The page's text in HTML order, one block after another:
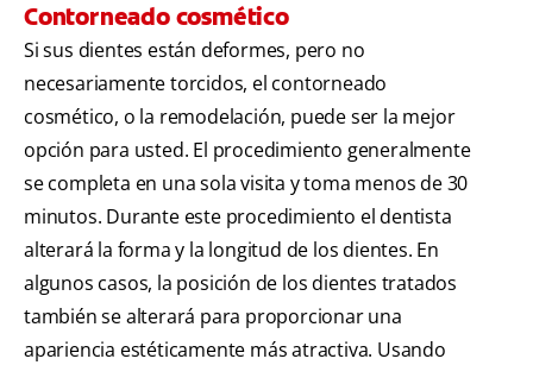
Contorneado cosmético
Si sus dientes están deformes, pero no
necesariamente torcidos, el contorneado
cosmético, o la remodelación, puede ser la mejor
opción para usted. El procedimiento generalmente
se completa en una sola visita y toma menos de 30
minutos. Durante este procedimiento el dentista
alterará la forma y la longitud de los dientes. En
algunos casos, la posición de los dientes tratados
también se alterará para proporcionar una
apariencia estéticamente más atractiva. Usando